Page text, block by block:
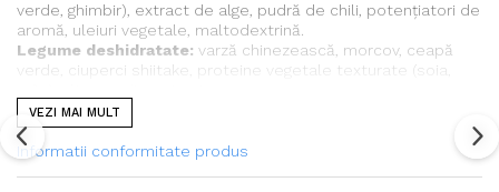
verde, ghimbir), extract de alge, pudră de chili, potențiatori de
aromă, uleiuri vegetale, maltodextrină.
Legume deshidratate: varză chinezească, morcov, ceapă
verde, ciuperci shiitake, proteine vegetale texturate (soia,
⚠️ Alergeni: conține
alergeni.
VEZI MAI MULT
Informatii conformitate produs